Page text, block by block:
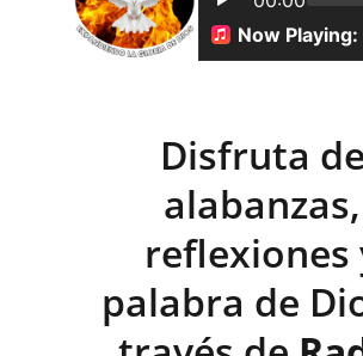
Disfruta de
alabanzas,
reflexiones
palabra de